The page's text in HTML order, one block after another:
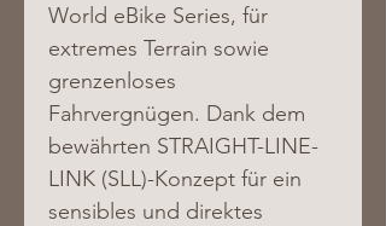
World eBike Series, für
extremes Terrain sowie
grenzenloses
Fahrvergnügen. Dank dem
bewährten STRAIGHT-LINE-
LINK (SLL)-Konzept für ein
sensibles und direktes